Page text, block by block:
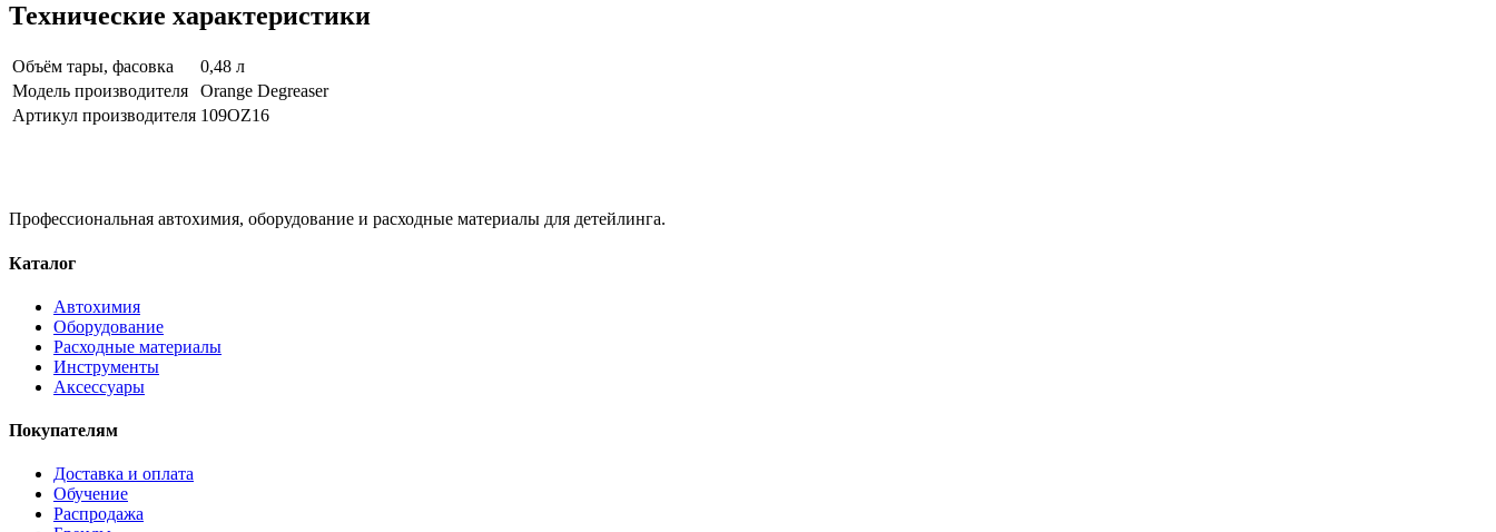
Технические характеристики
Объём тары, фасовка
0,48 л
Модель производителя
Orange Degreaser
Артикул производителя 109OZ16
Профессиональная автохимия, оборудование и расходные материалы для детейлинга.
Каталог
Автохимия
Оборудование
Расходные материалы
Инструменты
Аксессуары
Покупателям
Доставка и оплата
Обучение
Распродажа